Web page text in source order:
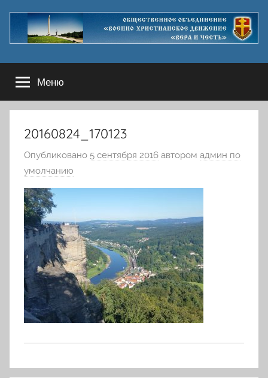
содержимому
Меню
20160824_170123
Опубликовано 5 сентября 2016 автором админ по
умолчанию